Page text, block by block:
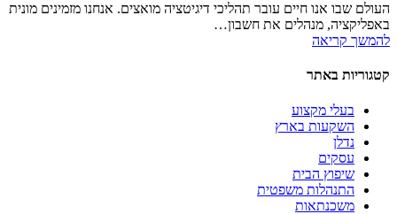
העולם שבו אנו חיים עובר תהליכי דיגיטציה מואצים. אנחנו מזמינים מונית
באפליקציה, מנהלים את חשבון…
להמשך קריאה
קטגוריות באתר
בעלי מקצוע
השקעות בארץ
נדלן
עסקים
שיפוץ הבית
התנהלות משפטית
משכנתאות